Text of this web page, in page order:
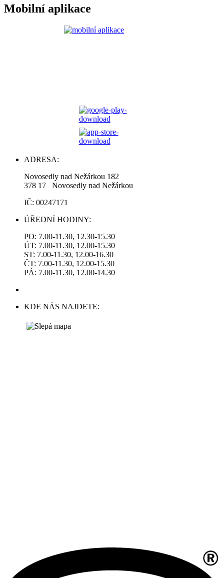
Mobilní aplikace
ADRESA:
Novosedly nad Nežárkou 182
378 17 Novosedly nad Nežárkou
IČ: 00247171
ÚŘEDNÍ HODINY:
PO: 7.00-11.30, 12.30-15.30
ÚT: 7.00-11.30, 12.00-15.30
ST: 7.00-11.30, 12.00-16.30
ČT: 7.00-11.30, 12.00-15.30
PÁ: 7.00-11.30, 12.00-14.30
KDE NÁS NAJDETE: